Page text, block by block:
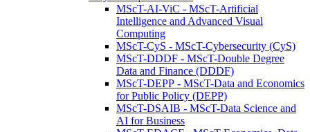
MScT-AI-ViC - MScT-Artificial
Intelligence and Advanced Visual
Computing
MScT-CyS - MScT-Cybersecurity (CyS)
MScT-DDDF - MScT-Double Degree
Data and Finance (DDDF)
MScT-DEPP - MScT-Data and Economics
for Public Policy (DEPP)
MScT-DSAIB - MScT-Data Science and
AI for Business